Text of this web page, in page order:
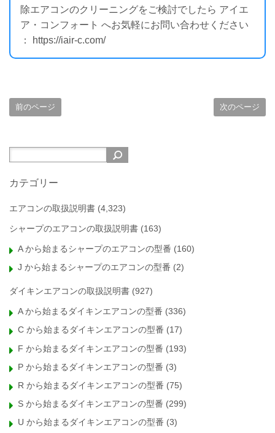
除エアコンのクリーニングをご検討でしたら アイエ
ア・コンフォート へお気軽にお問い合わせください
： https://iair-c.com/
前のページ 次のページ
カテゴリー
エアコンの取扱説明書 (4,323)
シャープのエアコンの取扱説明書 (163)
A から始まるシャープのエアコンの型番 (160)
J から始まるシャープのエアコンの型番 (2)
ダイキンエアコンの取扱説明書 (927)
A から始まるダイキンエアコンの型番 (336)
C から始まるダイキンエアコンの型番 (17)
F から始まるダイキンエアコンの型番 (193)
P から始まるダイキンエアコンの型番 (3)
R から始まるダイキンエアコンの型番 (75)
S から始まるダイキンエアコンの型番 (299)
U から始まるダイキンエアコンの型番 (3)